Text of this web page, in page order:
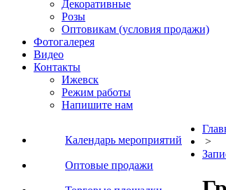
Декоративные
Розы
Оптовикам (условия продажи)
Фотогалерея
Видео
Контакты
Ижевск
Режим работы
Напишите нам
Календарь мероприятий
Оптовые продажи
>